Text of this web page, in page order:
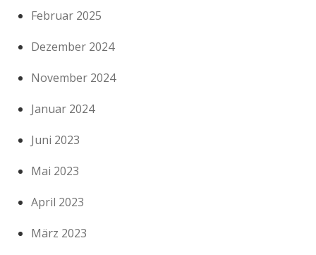
Februar 2025
Dezember 2024
November 2024
Januar 2024
Juni 2023
Mai 2023
April 2023
März 2023